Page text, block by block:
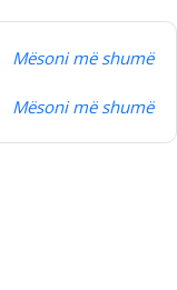
Mësoni më shumë
Mësoni më shumë